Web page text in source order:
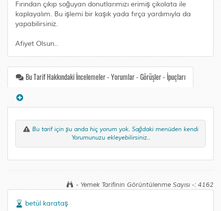
Fırından çıkıp soğuyan donutlarımızı erimiş çikolata ile
kaplayalım. Bu işlemi bir kaşık yada fırça yardımıyla da
yapabilirsiniz.
Afiyet Olsun..
Bu Tarif Hakkındaki İncelemeler - Yorumlar - Görüşler - İpuçları
Bu tarif için şu anda hiç yorum yok. Sağdaki menüden kendi
Yorumunuzu ekleyebilirsiniz..
- Yemek Tarifinin Görüntülenme Sayısı -: 4162
betül karataş